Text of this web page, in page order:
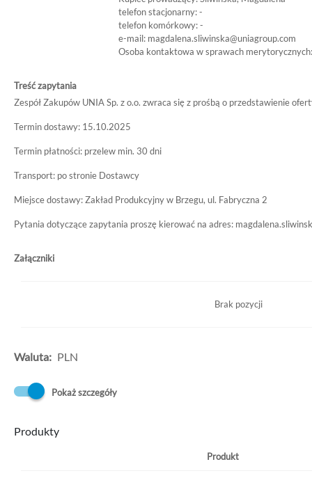
telefon stacjonarny: -
telefon komórkowy: -
e-mail: magdalena.sliwinska@uniagroup.com
Osoba kontaktowa w sprawach
Treść zapytania
Zespół Zakupów UNIA Sp. z o.o. zwraca się z prośbą o przedstawienie
Termin dostawy: 15.10.2025
Termin płatności: przelew min. 30 dni
Transport: po stronie Dostawcy
Miejsce dostawy: Zakład Produkcyjny w Brzegu, ul. Fabryczna 2
Pytania dotyczące zapytania proszę kierować na adres:
Załączniki
Brak pozycji
Waluta: PLN
Pokaż szczegóły
Produkty
Produkt